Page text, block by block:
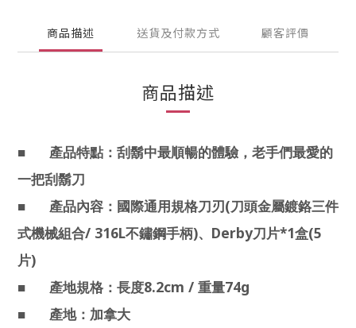
商品描述 送貨及付款方式 顧客評價
商品描述
■
產品特點：刮鬍中最順暢的體驗，老手們最愛的
一把刮鬍刀
■
產品內容：國際通用規格刀刃 (刀頭金屬鍍鉻三件
式機械組合/ 316L不鏽鋼手柄)、 Derby刀片*1盒(5
片)
■ 產地規格：長度8.2cm / 重量74g
■ 產地：加拿大